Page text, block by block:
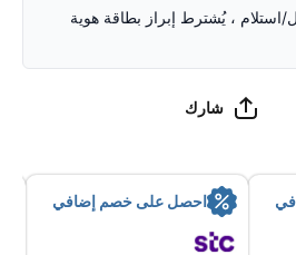
14" Bag /
Laptop
استلام ، يُشترط إبراز بطاقة هوية
شارك
احصل على خصم إضافي